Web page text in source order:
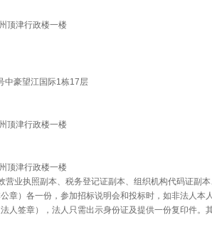
顶津行政楼一楼
中豪望江国际1栋17层
顶津行政楼一楼
顶津行政楼一楼
业执照副本、税务登记证副本、组织机构代码证副本
章）各一份，参加招标说明会和投标时，如非法人本
人签章），法人只需出示身份证及提供一份复印件。